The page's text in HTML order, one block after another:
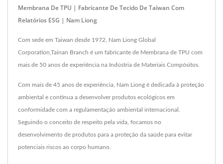
Membrana De TPU | Fabricante De Tecido De Taiwan Com
Relatórios ESG | Nam Liong
Com sede em Taiwan desde 1972, Nam Liong Global
Corporation,Tainan Branch é um fabricante de Membrana de TPU com
mais de 50 anos de experiência na Indústria de Materiais Compósitos.
Com mais de 45 anos de experiência, Nam Liong é dedicada à proteção
ambiental e continua a desenvolver produtos ecológicos em
conformidade com a regulamentação ambiental internacional.
Seguindo o conceito de respeito pela vida, focamos no
desenvolvimento de produtos para a proteção da saúde para evitar
potenciais riscos ao corpo humano.